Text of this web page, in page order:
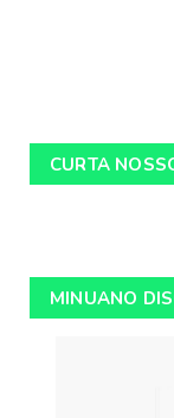
CURTA
MINUANO